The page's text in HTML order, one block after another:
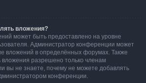
вложения?
может быть предоставлено на уровне
Администратор конференции может
вложений в определённых форумах. Также
вложения разрешено только членам
вы не знаете, почему не можете добавлять
конференции.